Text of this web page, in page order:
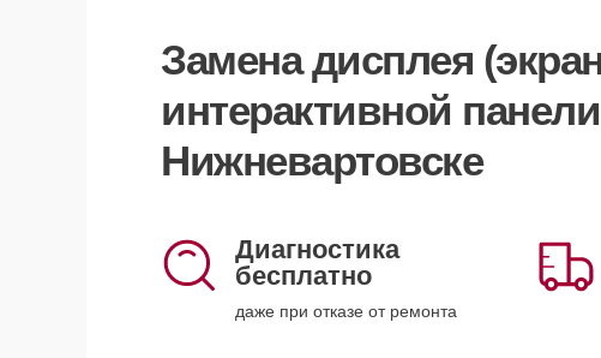
Замена дисплея
интерактивной
Нижневартовске
Диагностика
бесплатно
даже при отказе от ремонта